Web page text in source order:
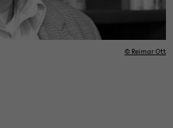
© Rei­mar Ott